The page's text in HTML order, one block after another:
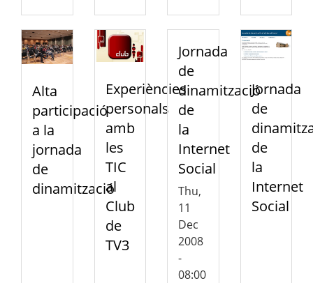
Alta
participació
a la
jornada
de
dinamització
Experiències
personals
amb
les
TIC
al
Club
de
TV3
Jornada
de
dinamització
de
la
Internet
Social
Thu,
11
Dec
2008
-
08:00
Jornada
de
de
la
Internet
Social